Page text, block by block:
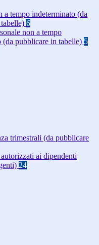
a tempo indeterminato (da
6
non a tempo
(da pubblicare in tabelle) 5
trimestrali (da pubblicare
ai dipendenti
24